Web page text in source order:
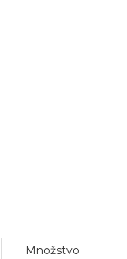
Množstvo